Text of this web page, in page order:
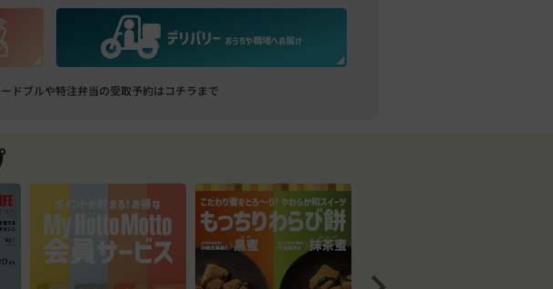
ドブルや特注弁当の受取予約はコチラまで